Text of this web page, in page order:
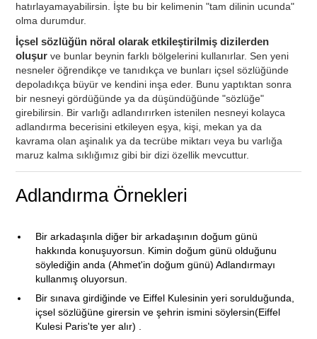
hatırlayamayabilirsin. İşte bu bir kelimenin "tam dilinin ucunda"
olma durumdur.
İçsel sözlüğün nöral olarak etkileştirilmiş dizilerden
oluşur ve bunlar beynin farklı bölgelerini kullanırlar. Sen yeni
nesneler öğrendikçe ve tanıdıkça ve bunları içsel sözlüğünde
depoladıkça büyür ve kendini inşa eder. Bunu yaptıktan sonra
bir nesneyi gördüğünde ya da düşündüğünde "sözlüğe"
girebilirsin. Bir varlığı adlandırırken istenilen nesneyi kolayca
adlandırma becerisini etkileyen eşya, kişi, mekan ya da
kavrama olan aşinalık ya da tecrübe miktarı veya bu varlığa
maruz kalma sıklığımız gibi bir dizi özellik mevcuttur.
Adlandırma Örnekleri
Bir arkadaşınla diğer bir arkadaşının doğum günü
hakkında konuşuyorsun. Kimin doğum günü olduğunu
söylediğin anda (Ahmet'in doğum günü) Adlandırmayı
kullanmış oluyorsun.
Bir sınava girdiğinde ve Eiffel Kulesinin yeri sorulduğunda,
içsel sözlüğüne girersin ve şehrin ismini söylersin(Eiffel
Kulesi Paris'te yer alır) .